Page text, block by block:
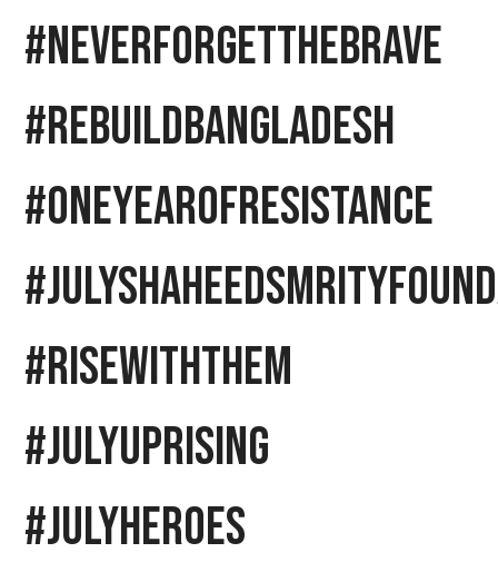
#NeverForgetTheBrave
#RebuildBangladesh
#OneYearOfResistance
#RiseWithThem
#JulyUprising
#JulyHeroes